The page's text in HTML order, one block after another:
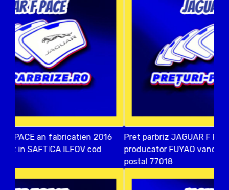
Pret parbriz JAGUAR F PACE an fabricatien 2015
producator FUYAO vandut in SAFTICA ILFOV cod